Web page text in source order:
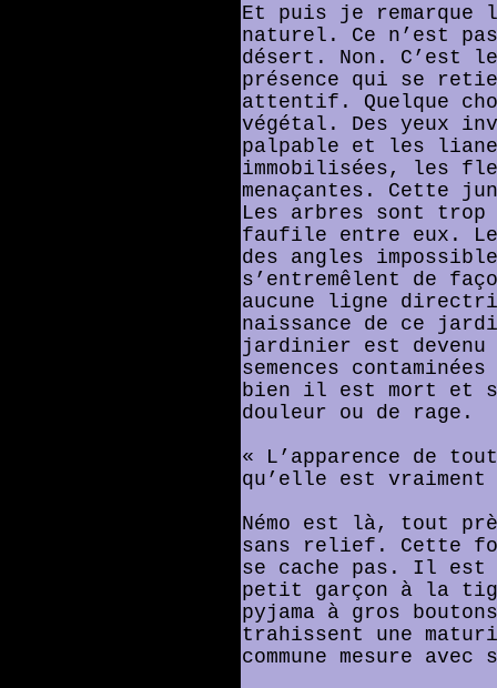
Et puis je
naturel. Ce n’est
désert. Non. C’est
présence qui se
attentif. Quelque
végétal. Des yeux
palpable et les
immobilisées, les
menaçantes. Cette
Les arbres sont trop
faufile entre eux.
des angles
s’entremêlent de
aucune ligne
naissance de ce
jardinier est
semences
bien il est mort et
douleur ou de rage.
« L’apparence de
qu’elle est
Némo est là, tout
sans relief. Cette
se cache pas. Il est
petit garçon à la
pyjama à gros
trahissent une
commune mesure